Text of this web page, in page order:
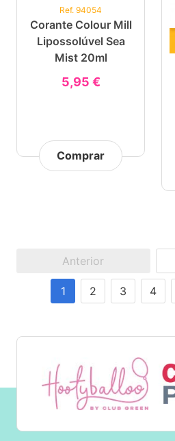
Ref. 94054
Corante Colour Mill
Lipossolúvel Sea
Mist 20ml
5,95 €
Comprar
Anterior
1 2 3 4